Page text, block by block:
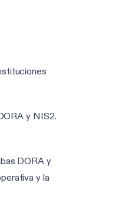
y NIS2.
DORA y
y la